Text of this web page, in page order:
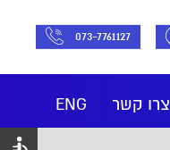
073-7761127
ENG צרו קשר